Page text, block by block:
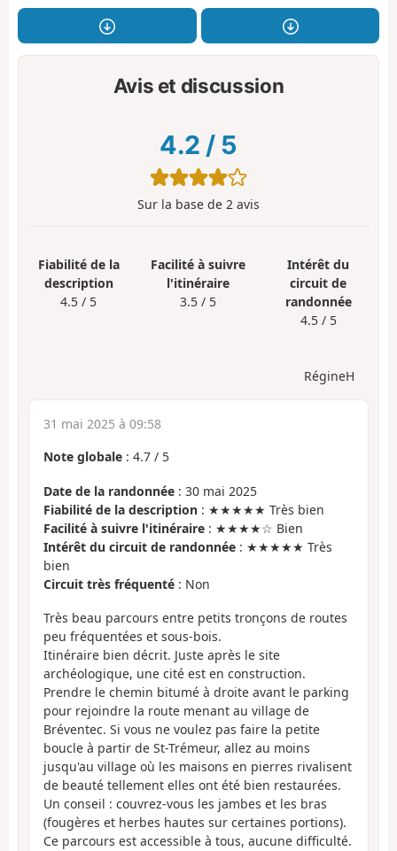
Avis et discussion
4.2 / 5
Sur la base de 2 avis
Fiabilité de la
description
4.5 / 5
Facilité à suivre
l'itinéraire
3.5 / 5
Intérêt du
circuit de
randonnée
4.5 / 5
RégineH
31 mai 2025 à 09:58
Note globale : 4.7 / 5
Date de la randonnée : 30 mai 2025
Fiabilité de la description : ★★★★★ Très bien
Facilité à suivre l'itinéraire : ★★★★☆ Bien
Intérêt du circuit de randonnée : ★★★★★ Très
bien
Circuit très fréquenté : Non
Très beau parcours entre petits tronçons de routes
peu fréquentées et sous-bois.
Itinéraire bien décrit. Juste après le site
archéologique, une cité est en construction.
Prendre le chemin bitumé à droite avant le parking
pour rejoindre la route menant au village de
Bréventec. Si vous ne voulez pas faire la petite
boucle à partir de St-Trémeur, allez au moins
jusqu'au village où les maisons en pierres rivalisent
de beauté tellement elles ont été bien restaurées.
Un conseil : couvrez-vous les jambes et les bras
(fougères et herbes hautes sur certaines portions).
Ce parcours est accessible à tous, aucune difficulté.